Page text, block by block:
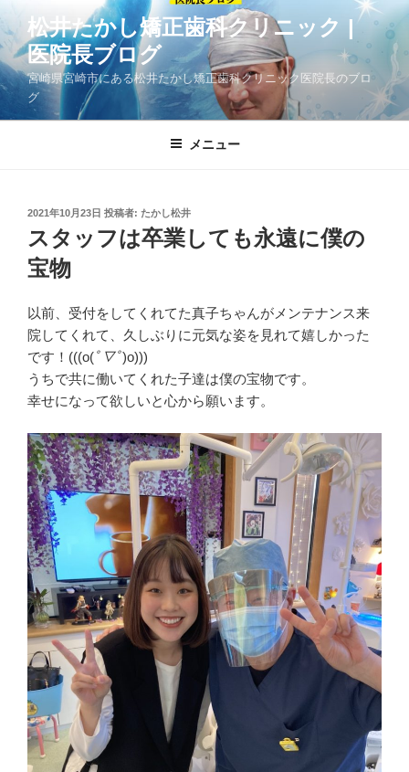
ン
テ
ン
ツ
へ
松井たかし矯正歯科クリニック |
医院長ブログ
宮崎県宮崎市にある松井たかし矯正歯科クリニック医院長のブロ
グ
メニュー
投
稿
日:
2021年10月23日 投稿者: たかし松井
スタッフは卒業しても永遠に僕の
宝物
以前、受付をしてくれてた真子ちゃんがメンテナンス来
院してくれて、久しぶりに元気な姿を見れて嬉しかった
です！(((o(ﾟ▽ﾟ)o)))
うちで共に働いてくれた子達は僕の宝物です。
幸せになって欲しいと心から願います。